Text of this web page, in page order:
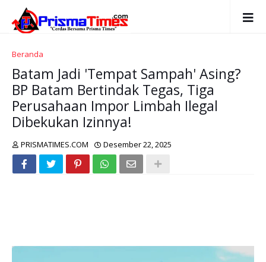
Beranda
Batam Jadi 'Tempat Sampah' Asing?
BP Batam Bertindak Tegas, Tiga
Perusahaan Impor Limbah Ilegal
Dibekukan Izinnya!
PRISMATIMES.COM Desember 22, 2025